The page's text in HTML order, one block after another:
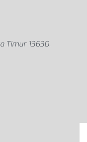
Timur 13630.